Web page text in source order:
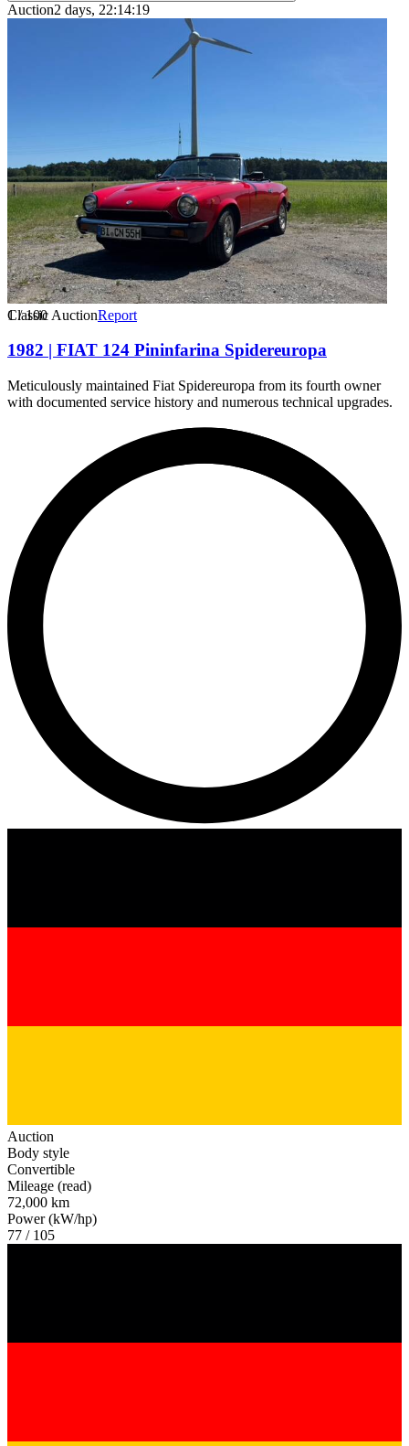
Auction2 days, 22:14:19
1/100
Classic AuctionReport
1982 | FIAT 124 Pininfarina Spidereuropa
Meticulously maintained Fiat Spidereuropa from its fourth owner
with documented service history and numerous technical upgrades.
Auction
Body style
Convertible
Mileage (read)
72,000 km
Power (kW/hp)
77 / 105